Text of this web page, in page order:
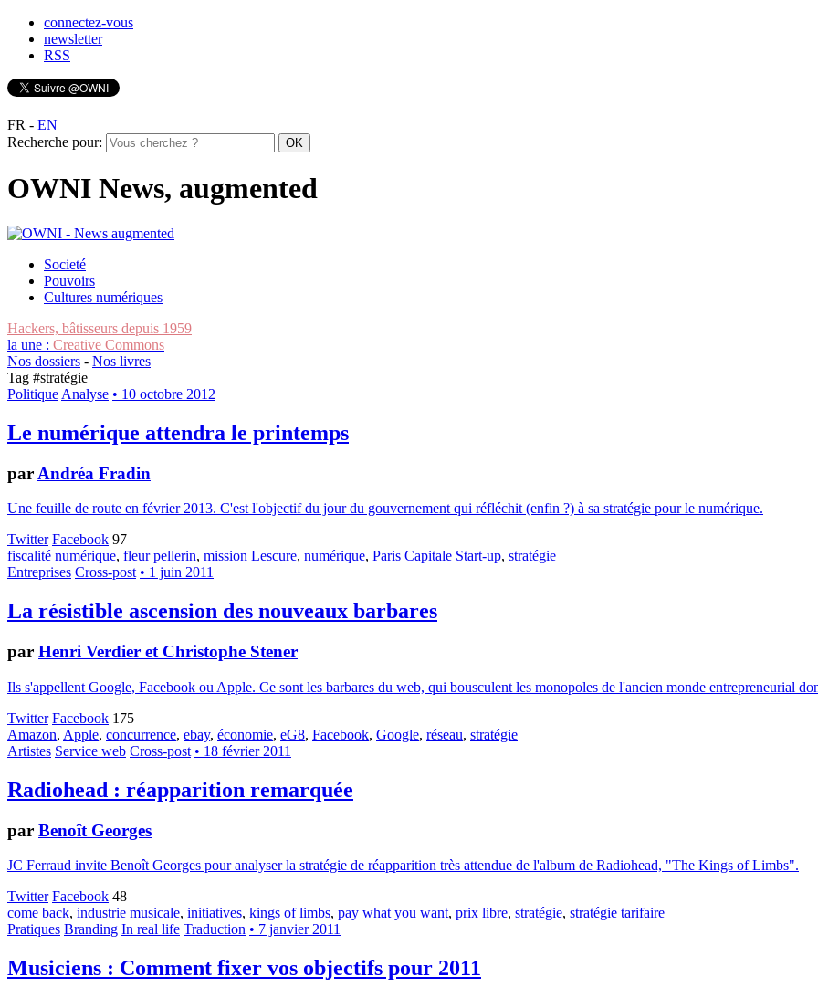
connectez-vous
newsletter
RSS
FR - EN
Recherche pour:
OWNI News, augmented
Societé
Pouvoirs
Cultures numériques
Hackers, bâtisseurs depuis 1959
la une : Creative Commons
Nos dossiers - Nos livres
Tag #stratégie
Politique Analyse • 10 octobre 2012
Le numérique attendra le printemps
par Andréa Fradin
Une feuille de route en février 2013. C'est l'objectif du jour du gouvernement qui réfléchit (enfin ?) à sa stratégie pour le numérique.
Twitter Facebook 97
fiscalité numérique, fleur pellerin, mission Lescure, numérique, Paris Capitale Start-up, stratégie
Entreprises Cross-post • 1 juin 2011
La résistible ascension des nouveaux barbares
par Henri Verdier et Christophe Stener
Ils s'appellent Google, Facebook ou Apple. Ce sont les barbares du web, qui bousculent les monopoles de l'ancien monde entrepreneurial
Twitter Facebook 175
Amazon, Apple, concurrence, ebay, économie, eG8, Facebook, Google, réseau, stratégie
Artistes Service web Cross-post • 18 février 2011
Radiohead : réapparition remarquée
par Benoît Georges
JC Ferraud invite Benoît Georges pour analyser la stratégie de réapparition très attendue de l'album de Radiohead, "The Kings of Limbs".
Twitter Facebook 48
come back, industrie musicale, initiatives, kings of limbs, pay what you want, prix libre, stratégie, stratégie tarifaire
Pratiques Branding In real life Traduction • 7 janvier 2011
Musiciens : Comment fixer vos objectifs pour 2011